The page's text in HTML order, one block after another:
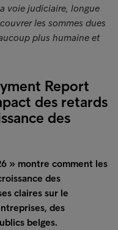
voie judiciaire, longue
les sommes dues
plus humaine et
Report
des retards
des
» montre comment les
des
claires sur le
des
belges.